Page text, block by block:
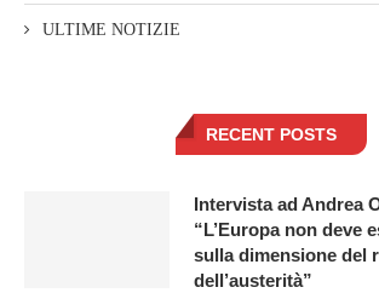
ULTIME NOTIZIE
RECENT POSTS
Intervista ad Andrea
“L’Europa non deve
sulla dimensione del
dell’austerità”